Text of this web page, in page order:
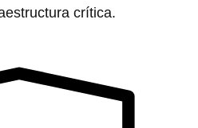
crítica.